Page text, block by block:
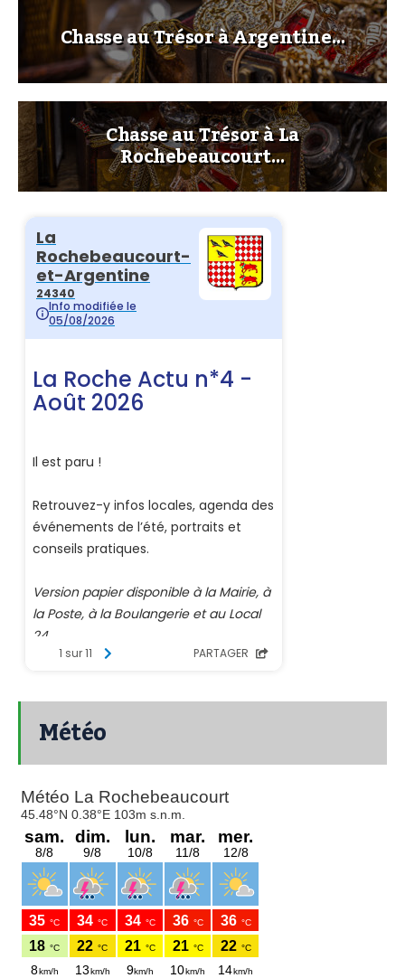
Chasse au Trésor à Argentine…
Chasse au Trésor à La
Rochebeaucourt…
Météo